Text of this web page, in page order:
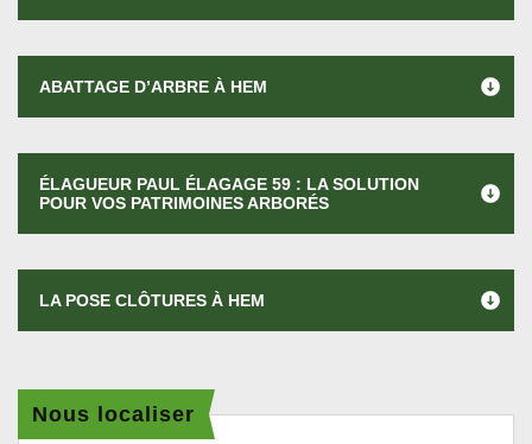
ABATTAGE D’ARBRE À HEM
ÉLAGUEUR PAUL ÉLAGAGE 59 : LA SOLUTION
POUR VOS PATRIMOINES ARBORÉS
LA POSE CLÔTURES À HEM
Nous localiser